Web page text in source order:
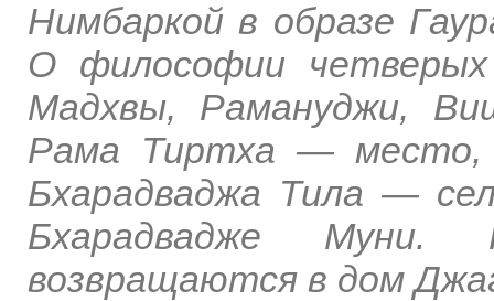
Нимбаркой в образе
О философии четверых
Мадхвы, Рамануджи,
Рама Тиртха — место,
Бхарадваджа Тила —
Бхарадвадже Муни.
возвращаются в дом